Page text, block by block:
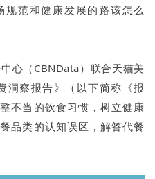
范和健康发展的路该怎么
心（CBNData）联合天猫美
洞察报告》（以下简称《报
不当的饮食习惯，树立健康
品类的认知误区，解答代餐